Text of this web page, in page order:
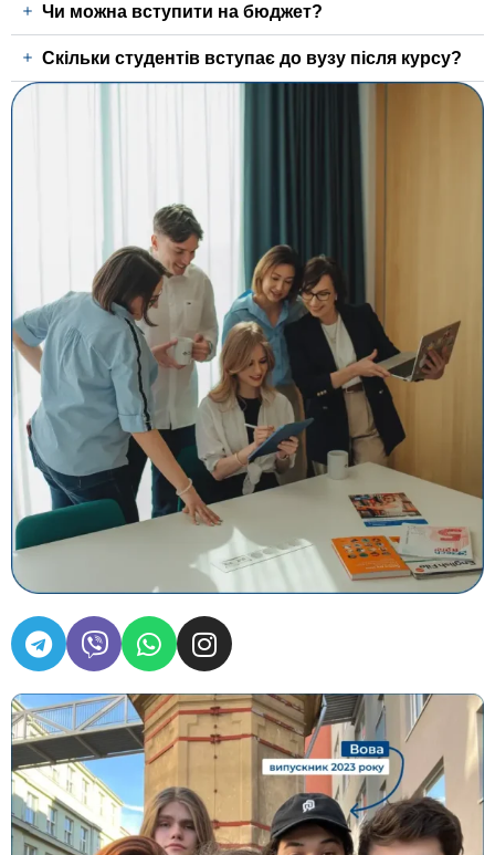
Чи можна вступити на бюджет?
Скільки студентів вступає до вузу після курсу?